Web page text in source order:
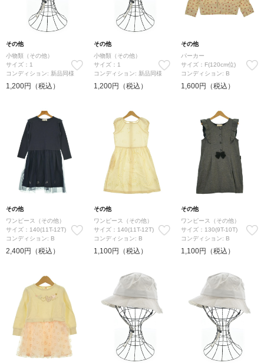
その他
小物類（その他）
サイズ：1
コンディション: 新品同様
1,200円（税込）
その他
小物類（その他）
サイズ：1
コンディション: 新品同様
1,200円（税込）
その他
パーカー
サイズ：F(120cm位)
コンディション: B
1,600円（税込）
その他
ワンピース（その他）
サイズ：140(11T-12T)
コンディション: B
2,400円（税込）
その他
ワンピース（その他）
サイズ：140(11T-12T)
コンディション: B
1,100円（税込）
その他
ワンピース（その他）
サイズ：130(9T-10T)
コンディション: B
1,100円（税込）